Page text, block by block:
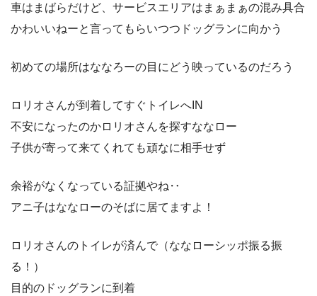
車はまばらだけど、サービスエリアはまぁまぁの混み具合
かわいいねーと言ってもらいつつドッグランに向かう
初めての場所はななろーの目にどう映っているのだろう
ロリオさんが到着してすぐトイレへIN
不安になったのかロリオさんを探すななロー
子供が寄って来てくれても頑なに相手せず
余裕がなくなっている証拠やね‥
アニ子はななローのそばに居てますよ！
ロリオさんのトイレが済んで（ななローシッポ振る振
る！）
目的のドッグランに到着